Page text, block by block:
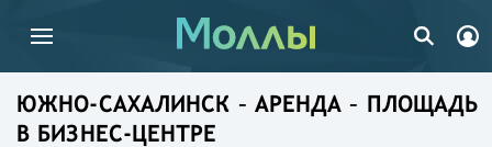
ЮЖНО-САХАЛИНСК – АРЕНДА – ПЛОЩАДЬ
В БИЗНЕС-ЦЕНТРЕ